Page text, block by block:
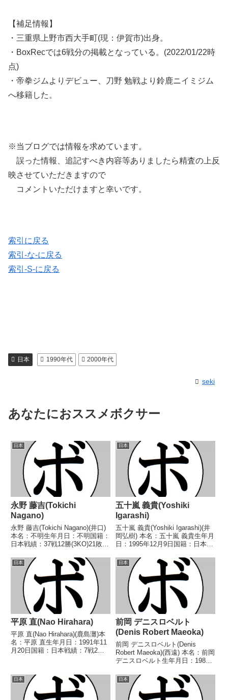
【補足情報】
・三重県上野市西大手町(現：伊賀市)出身。
・BoxRecでは6戦分の掲載となっている。(2022/01/22時
点)
・帝拳ジムよりデビュー、刀野 勉戦より鈴鹿ニイミジム
へ移籍した。
※当ブログでは情報を求めています。
誤った情報、追記すべき内容等ありましたら精査の上反
映させていただきますので
コメントいただけますと幸いです。
索引に戻る
索引-な-に戻る
索引-S-に戻る
日本 1990年代 2000年代
seki
あなたにおススメボクサー
日本
永野 藤吉(Tokichi
Nagano)
永野 藤吉(Tokichi Nagano)(井口)
本名：不明生年月日：不明国籍：
日本戦績：37戦12勝(3KO)21敗4
1946/12/14 ●1RTKO 笈川 武
雄(松永)1946/12/21 ●4R判定 (...
日本
五十嵐 義貴(Yoshiki
Igarashi)
五十嵐 義貴(Yoshiki Igarashi)(井
岡弘樹) 本名：五十嵐 義貴生年月
日：1995年12月9日国籍：日本戦
イトル】なし 【戦歴】
2021/09/19 ○4RTKO 秋山 星
也(進光)■2...
日本
平原 直(Nao Hirahara)
平原 直(Nao Hirahara)(鹿島灘)本
名：平原 直生年月日：1991年11
月20日国籍：日本戦績：7戦2勝
○2RTKO 山縣 光男(木更津グリ
ーンベイ)2015/...
日本
前岡 デニスロベルト
(Denis Robert Maeoka)
前岡 デニスロベルト(Denis
Robert Maeoka)(西遠) 本名：前岡
デニスロベルト生年月日：1987
戦1勝(1KO)2敗 【獲得タイトル】
なし 【戦歴】2019/11/24
○1RTKO 高橋...
日本 日本